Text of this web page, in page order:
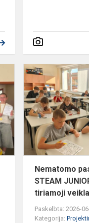
STEAM
paslapčių
laboratorija:
nuo
pirmųjų
atradimų
Nematomo
STEAM
tiriamoji
Paskelbta: 2026-
Kategorija: